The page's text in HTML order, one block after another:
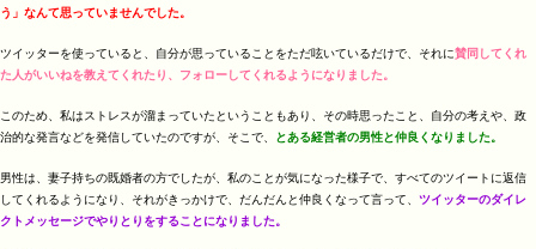
う」なんて思っていませんでした。
ツイッターを使っていると、自分が思っていることをただ呟いているだけで、それに賛同してくれ
た人がいいねを教えてくれたり、フォローしてくれるようになりました。
このため、私はストレスが溜まっていたということもあり、その時思ったこと、自分の考えや、政
治的な発言などを発信していたのですが、そこで、 とある経営者の男性と仲良くなりました。
男性は、妻子持ちの既婚者の方でしたが、私のことが気になった様子で、すべてのツイートに返信
してくれるようになり、それがきっかけで、だんだんと仲良くなって言って、 ツイッターのダイレ
クトメッセージでやりとりをすることになりました。